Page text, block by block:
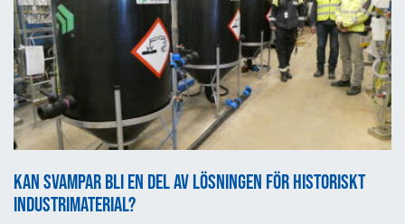
Kan svampar bli en del av lösningen för historiskt
industrimaterial?